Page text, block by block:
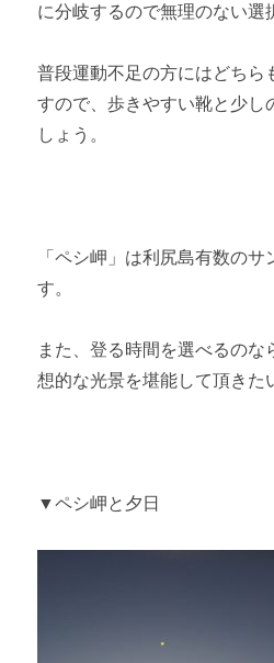
に分岐するので無理のない選
普段運動不足の方にはどちら
すので、歩きやすい靴と少し
しょう。
「ペシ岬」は利尻島有数の
す。
また、登る時間を選べるのな
想的な光景を堪能して頂きた
▼ペシ岬と夕日